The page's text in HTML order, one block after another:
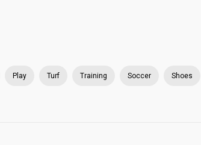
Play Turf Training Soccer Shoes